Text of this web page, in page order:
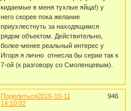
кидаемые в меня тухлые яйца!) у
него скорее пока желание
приухлестнуть за находящимся
рядом объектом. Действительно,
более-менее реальный интерес у
Игоря я лично отнесла бы серии так к
7-ой (к разговору со Смоленцевым).
Поделиться 946
2016-10-11
14:10:02